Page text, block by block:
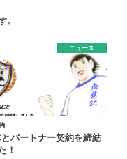
。
ニュース
パートナー契約を締結
！